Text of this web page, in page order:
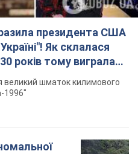
президента США
Як склалася
років тому виграла
великий шматок килимового
1996"